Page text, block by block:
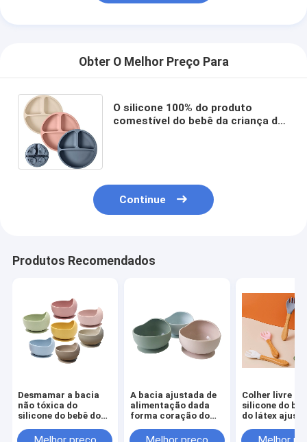
Obter O Melhor Preço Para
O silicone 100% do produto
comestível do bebê da criança da
Continue
Produtos Recomendados
Desmamar a bacia
não tóxica do
silicone do bebê do
BPA livre
A bacia ajustada de
alimentação dada
forma coração do
silicone ajustou 2-4
Colher livre do
silicone do
do látex
madeira